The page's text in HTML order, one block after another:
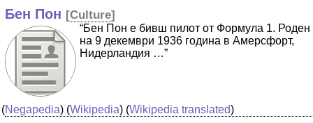
Бен Пон [Culture]
“Бен Пон е бивш пилот от Формула 1. Роден
на 9 декември 1936 година в Амерсфорт,
Нидерландия …”
(Negapedia) (Wikipedia) (Wikipedia translated)